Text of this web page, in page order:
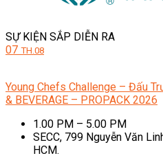
SỰ KIỆN SẮP DIỄN RA
07 TH.08
Young Chefs Challenge – Đấu
& BEVERAGE – PROPACK 2026
1.00 PM – 5.00 PM
SECC, 799 Nguyễn Văn
HCM.